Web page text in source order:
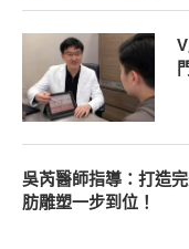
吳芮醫師指導：打造
肪雕塑一步到位！